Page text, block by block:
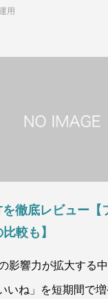
運用
徹底レビュー【
較も】
影響力が拡大する
いね」を短期間で